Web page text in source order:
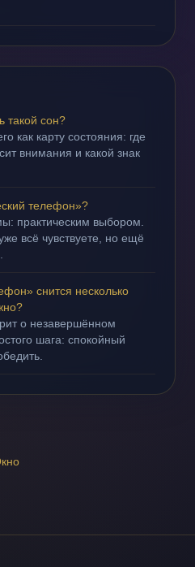
такой сон?
как карту состояния: где
внимания и какой знак
телефон»?
практическим выбором.
всё чувствуете, но ещё
снится несколько
о незавершённом
шага: спокойный